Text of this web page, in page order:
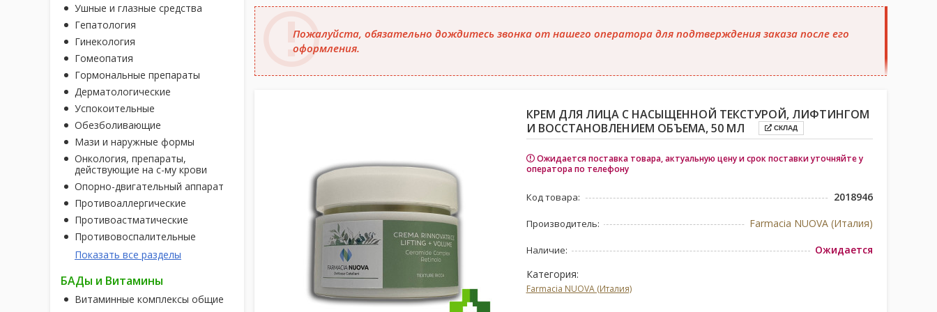
Ушные и глазные средства
Гепатология
Гинекология
Гомеопатия
Гормональные препараты
Дерматологические
Успокоительные
Обезболивающие
Мази и наружные формы
Онкология, препараты,
действующие на с-му крови
Опорно-двигательный аппарат
Противоаллергические
Противоастматические
Противовоспалительные
Показать все разделы
БАДы и Витамины
Витаминные комплексы общие
Пожалуйста, обязательно дождитесь звонка от нашего оператора для подтверждения заказа после его
оформления.
КРЕМ ДЛЯ ЛИЦА С НАСЫЩЕННОЙ ТЕКСТУРОЙ, ЛИФТИНГОМ
И ВОССТАНОВЛЕНИЕМ ОБЪЕМА, 50 МЛ
СКЛАД
Ожидается поставка товара, актуальную цену и срок поставки уточняйте у
оператора по телефону
Код товара: 2018946
Производитель: Farmacia NUOVA (Италия)
Наличие:
Ожидается
Категория:
Farmacia NUOVA (Италия)